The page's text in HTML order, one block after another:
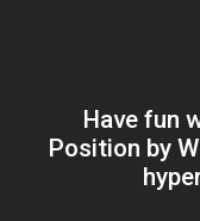
Have fun
Position by